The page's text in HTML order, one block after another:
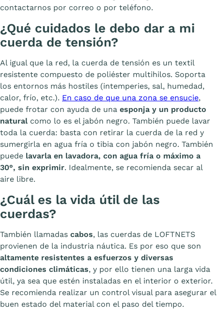
contactarnos por correo o por teléfono.
¿Qué cuidados le debo dar a mi
cuerda de tensión?
Al igual que la red, la cuerda de tensión es un textil
resistente compuesto de poliéster multihilos. Soporta
los entornos más hostiles (intemperies, sal, humedad,
calor, frío, etc.). En caso de que una zona se ensucie,
puede frotar con ayuda de una esponja y un producto
natural como lo es el jabón negro. También puede lavar
toda la cuerda: basta con retirar la cuerda de la red y
sumergirla en agua fría o tibia con jabón negro. También
puede lavarla en lavadora, con agua fría o máximo a
30°, sin exprimir. Idealmente, se recomienda secar al
aire libre.
¿Cuál es la vida útil de las
cuerdas?
También llamadas cabos, las cuerdas de LOFTNETS
provienen de la industria náutica. Es por eso que son
altamente resistentes a esfuerzos y diversas
condiciones climáticas, y por ello tienen una larga vida
útil, ya sea que estén instaladas en el interior o exterior.
Se recomienda realizar un control visual para asegurar el
buen estado del material con el paso del tiempo.